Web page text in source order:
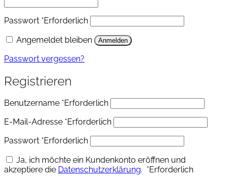
Passwort *Erforderlich
Angemeldet bleiben
Anmelden
Passwort vergessen?
Registrieren
Benutzername *Erforderlich
E-Mail-Adresse *Erforderlich
Passwort *Erforderlich
Ja, ich möchte ein Kundenkonto eröffnen und
akzeptiere die Datenschutzerklärung. *Erforderlich